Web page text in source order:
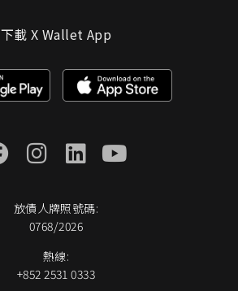
下載 X Wallet App
放債人牌照號碼:
0768/2026
熱線:
+852 2531 0333